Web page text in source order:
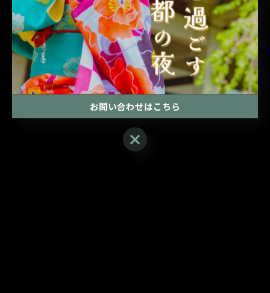
お問い合わせはこちら
お問い合わせはこちら